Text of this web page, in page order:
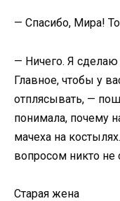
— Спасибо, Мира!
— Ничего. Я сделаю
Главное, чтобы у
отплясывать, —
понимала, почему
мачеха на
вопросом никто не
Старая жена